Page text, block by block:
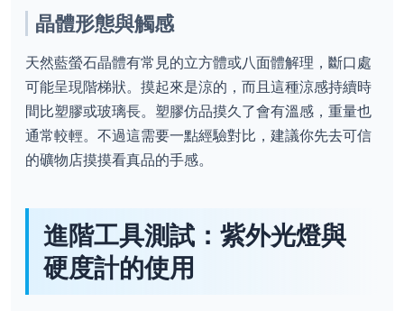
晶體形態與觸感
天然藍螢石晶體有常見的立方體或八面體解理，斷口處
可能呈現階梯狀。摸起來是涼的，而且這種涼感持續時
間比塑膠或玻璃長。塑膠仿品摸久了會有溫感，重量也
通常較輕。不過這需要一點經驗對比，建議你先去可信
的礦物店摸摸看真品的手感。
進階工具測試：紫外光燈與
硬度計的使用